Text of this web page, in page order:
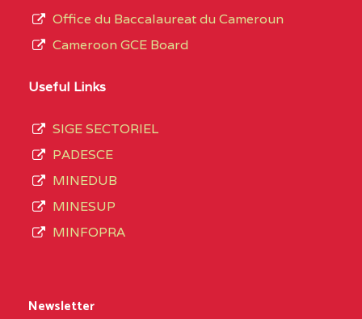
Office du Baccalaureat du Cameroun
Cameroon GCE Board
Useful Links
SIGE SECTORIEL
PADESCE
MINEDUB
MINESUP
MINFOPRA
Newsletter